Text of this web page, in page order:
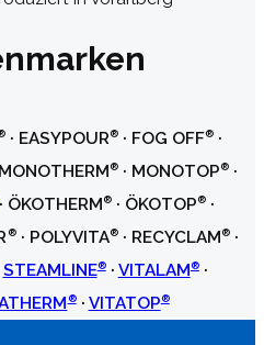
· EASYPOUR® · FOG OFF® ·
MONOTHERM® · MONOTOP® ·
ÖKOTHERM®· ÖKOTOP®·
®· POLYVITA®· RECYCLAM®·
STEAMLINE®· VITALAM®·
®· VITATOP®